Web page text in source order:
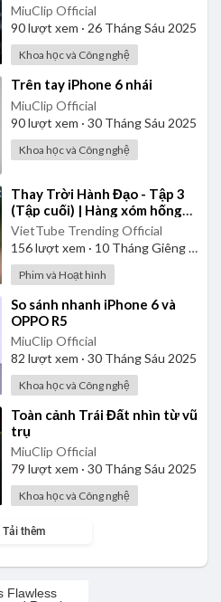
MiuClip Official
90lượt xem · 26 Tháng Sáu 2025
Khoa học và Công nghệ
⁣Trên tay iPhone 6 nhái
MiuClip Official
90lượt xem · 30 Tháng Sáu 2025
Khoa học và Công nghệ
⁣Thay Trời Hành Đạo - Tập 3
(Tập cuối) | Hàng xóm hống
hách làm thịt chú chó của cô
gái | Review Phim
VietTube Trending Official
156lượt xem · 10 Tháng Giêng 2025
Phim và Hoạt hình
⁣So sánh nhanh iPhone 6 và
OPPO R5
MiuClip Official
82 lượt xem · 30 Tháng Sáu 2025
Khoa học và Công nghệ
⁣Toàn cảnh Trái Đất nhìn từ vũ
trụ
MiuClip Official
79 lượt xem · 30 Tháng Sáu 2025
Khoa học và Công nghệ
Tải thêm